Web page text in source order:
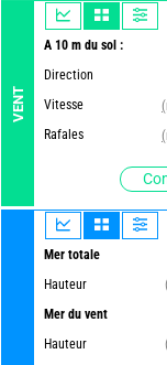
VENT
A 10 m du sol :
Direction
Vitesse
Rafales
Mer totale
Hauteur
Mer du vent
Hauteur